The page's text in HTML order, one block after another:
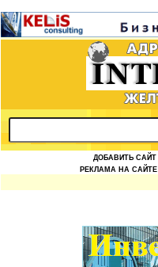
ДОБАВИТЬ САЙТ
РЕКЛАМА НА САЙТЕ